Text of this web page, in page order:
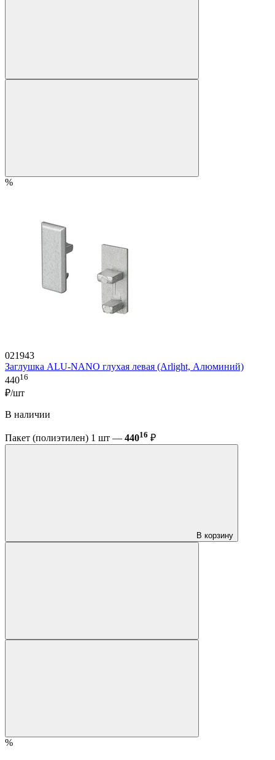
%
021943
Заглушка ALU-NANO глухая левая (Arlight, Алюминий)
44016
₽/шт
В наличии
Пакет (полиэтилен) 1 шт — 44016 ₽
В корзину
%